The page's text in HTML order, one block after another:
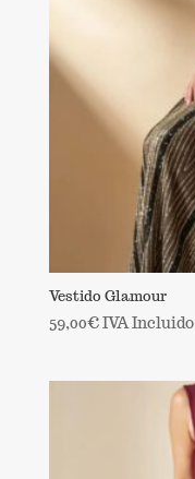
Vestido Glamour
59,00€IVA Incluido